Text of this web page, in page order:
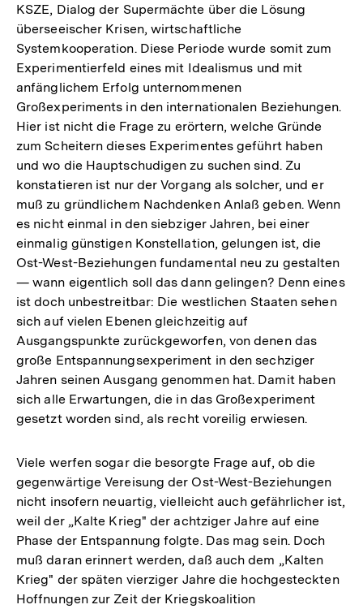
KSZE, Dialog der Supermächte über die Lösung
überseeischer Krisen, wirtschaftliche
Systemkooperation. Diese Periode wurde somit zum
Experimentierfeld eines mit Idealismus und mit
anfänglichem Erfolg unternommenen
Großexperiments in den internationalen Beziehungen.
Hier ist nicht die Frage zu erörtern, welche Gründe
zum Scheitern dieses Experimentes geführt haben
und wo die Hauptschudigen zu suchen sind. Zu
konstatieren ist nur der Vorgang als solcher, und er
muß zu gründlichem Nachdenken Anlaß geben. Wenn
es nicht einmal in den siebziger Jahren, bei einer
einmalig günstigen Konstellation, gelungen ist, die
Ost-West-Beziehungen fundamental neu zu gestalten
— wann eigentlich soll das dann gelingen? Denn eines
ist doch unbestreitbar: Die westlichen Staaten sehen
sich auf vielen Ebenen gleichzeitig auf
Ausgangspunkte zurückgeworfen, von denen das
große Entspannungsexperiment in den sechziger
Jahren seinen Ausgang genommen hat. Damit haben
sich alle Erwartungen, die in das Großexperiment
gesetzt worden sind, als recht voreilig erwiesen.
Viele werfen sogar die besorgte Frage auf, ob die
gegenwärtige Vereisung der Ost-West-Beziehungen
nicht insofern neuartig, vielleicht auch gefährlicher ist,
weil der „Kalte Krieg" der achtziger Jahre auf eine
Phase der Entspannung folgte. Das mag sein. Doch
muß daran erinnert werden, daß auch dem „Kalten
Krieg" der späten vierziger Jahre die hochgesteckten
Hoffnungen zur Zeit der Kriegskoalition